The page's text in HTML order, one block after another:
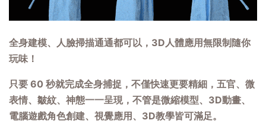
全身建模、人臉掃描通通都可以，3D人體應用無限制隨你
玩味！
只要 60 秒就完成全身捕捉，不僅快速更要精細，五官、微
表情、皺紋、神態一一呈現，不管是微縮模型、3D動畫、
電腦遊戲角色創建、視覺應用、3D教學皆可滿足。